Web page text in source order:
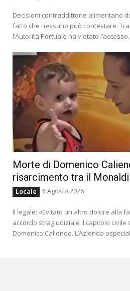
Decisioni contraddittorie alimentano
fatto che nessuno può contestare. Tra
l’Autorità Portuale ha vietato
Morte di Domenico
risarcimento tra il
Locale 5 Agosto 2026
Il legale: «Evitato un altro dolore alla
accordo stragiudiziale il capitolo civile
Domenico Caliendo. L’Azienda